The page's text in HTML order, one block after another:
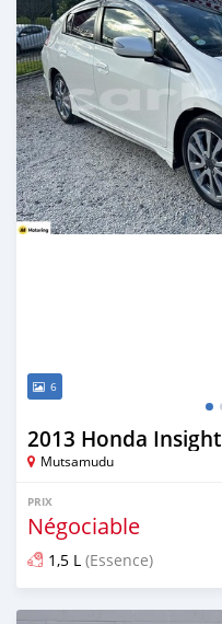
6
2013 Honda Insight
Mutsamudu
PRIX
Négociable
1,5 L (Essence)
Publié il y a plus d'un an